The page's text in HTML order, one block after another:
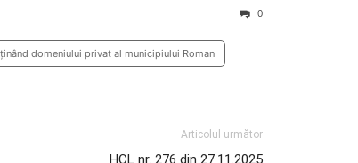
0
domeniului privat al municipiului Roman
Articolul următor
HCL nr. 276 din 27.11.2025